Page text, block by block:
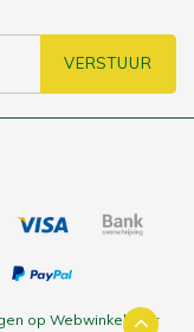
VERSTUUR
op WebwinkelKeur